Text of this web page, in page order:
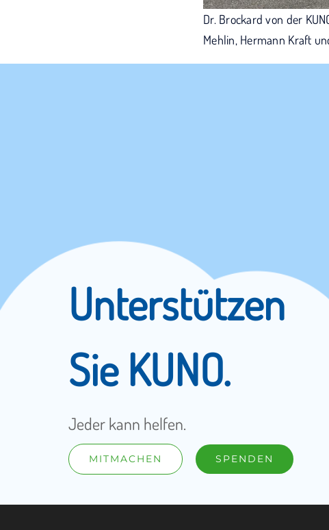
Dr. Brockard von der
Mehlin, Hermann Kraft
Unterstützen
Sie KUNO.
Jeder kann helfen.
MITMACHEN SPENDEN